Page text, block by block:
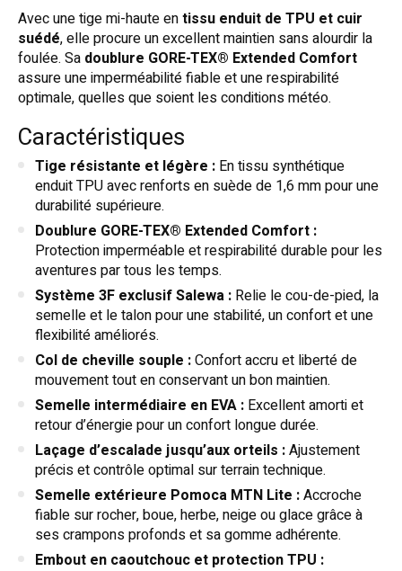
Avec une tige mi-haute entissu enduit de TPU et cuir
suédé, elle procure un excellent maintien sans alourdir la
foulée. Sa doublure GORE-TEX® Extended Comfort
assure une imperméabilité fiable et une respirabilité
optimale, quelles que soient les conditions météo.
Caractéristiques
Tige résistante et légère : En tissu synthétique
enduit TPU avec renforts en suède de 1,6 mm pour une
durabilité supérieure.
Doublure GORE-TEX® Extended Comfort :
Protection imperméable et respirabilité durable pour les
aventures par tous les temps.
Système 3F exclusif Salewa : Relie le cou-de-pied, la
semelle et le talon pour une stabilité, un confort et une
flexibilité améliorés.
Col de cheville souple :Confort accru et liberté de
mouvement tout en conservant un bon maintien.
Semelle intermédiaire en EVA : Excellent amorti et
retour d’énergie pour un confort longue durée.
Laçage d’escalade jusqu’aux orteils :Ajustement
précis et contrôle optimal sur terrain technique.
Semelle extérieure Pomoca MTN Lite :Accroche
fiable sur rocher, boue, herbe, neige ou glace grâce à
ses crampons profonds et sa gomme adhérente.
Embout en caoutchouc et protection TPU :